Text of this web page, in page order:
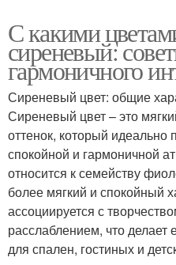
С какими
сиреневый:
гармоничного
Сиреневый цвет: общие
Сиреневый цвет – это
оттенок, который идеально
спокойной и гармоничной
относится к семейству
более мягкий и спокойный
ассоциируется с
расслаблением, что
для спален, гостиных и